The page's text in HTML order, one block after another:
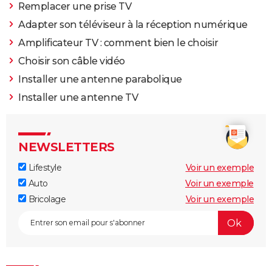
Remplacer une prise TV
Adapter son téléviseur à la réception numérique
Amplificateur TV : comment bien le choisir
Choisir son câble vidéo
Installer une antenne parabolique
Installer une antenne TV
NEWSLETTERS
Lifestyle
Voir un exemple
Auto
Voir un exemple
Bricolage
Voir un exemple